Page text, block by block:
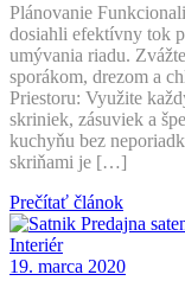
Plánovanie
dosiahli efektívny tok
umývania riadu.
sporákom, drezom a
Priestoru: Využite
skriniek, zásuviek a
kuchyňu bez
skriňami je […]
Prečítať článok
Interiér
19. marca 2020